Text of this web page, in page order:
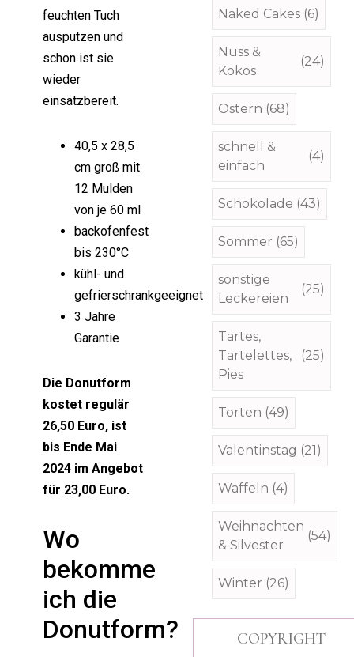
feuchten Tuch
ausputzen und
schon ist sie
wieder
einsatzbereit.
40,5 x 28,5
cm groß mit
12 Mulden
von je 60 ml
backofenfest
bis 230°C
kühl- und
gefrierschrankgeeignet
3 Jahre
Garantie
Die Donutform
kostet regulär
26,50 Euro, ist
bis Ende Mai
2024 im Angebot
für 23,00 Euro.
Wo
bekomme
ich die
Donutform?
Naked Cakes (6)
Nuss &
Kokos
(24)
Ostern (68)
schnell &
einfach
(4)
Schokolade (43)
Sommer (65)
sonstige
Leckereien
(25)
Tartes,
Tartelettes,
Pies
(25)
Torten (49)
Valentinstag (21)
Waffeln (4)
Weihnachten
& Silvester
(54)
Winter (26)
COPYRIGHT